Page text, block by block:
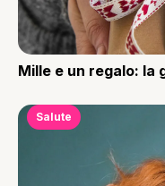
Mille e un regalo:
Salute